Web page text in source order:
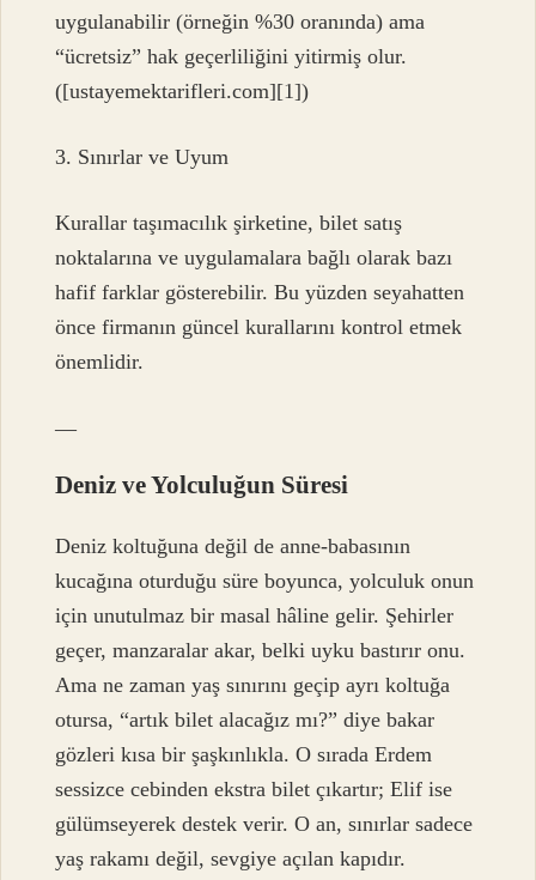
uygulanabilir (örneğin %30 oranında) ama
“ücretsiz” hak geçerliliğini yitirmiş olur.
([ustayemektarifleri.com][1])
3. Sınırlar ve Uyum
Kurallar taşımacılık şirketine, bilet satış
noktalarına ve uygulamalara bağlı olarak bazı
hafif farklar gösterebilir. Bu yüzden seyahatten
önce firmanın güncel kurallarını kontrol etmek
önemlidir.
—
Deniz ve Yolculuğun Süresi
Deniz koltuğuna değil de anne-babasının
kucağına oturduğu süre boyunca, yolculuk onun
için unutulmaz bir masal hâline gelir. Şehirler
geçer, manzaralar akar, belki uyku bastırır onu.
Ama ne zaman yaş sınırını geçip ayrı koltuğa
otursa, “artık bilet alacağız mı?” diye bakar
gözleri kısa bir şaşkınlıkla. O sırada Erdem
sessizce cebinden ekstra bilet çıkartır; Elif ise
gülümseyerek destek verir. O an, sınırlar sadece
yaş rakamı değil, sevgiye açılan kapıdır.